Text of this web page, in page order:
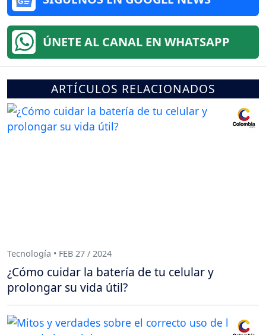
ÚNETE AL CANAL EN WHATSAPP
ARTÍCULOS RELACIONADOS
Tecnología • FEB 27 / 2024
¿Cómo cuidar la batería de tu celular y
prolongar su vida útil?